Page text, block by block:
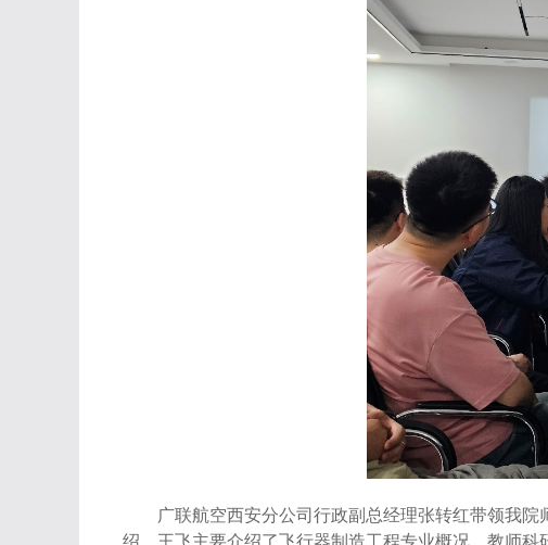
广联航空西安分公司行政副总经理张转红带领我
绍。王飞主要介绍了飞行器制造工程专业概况，教师